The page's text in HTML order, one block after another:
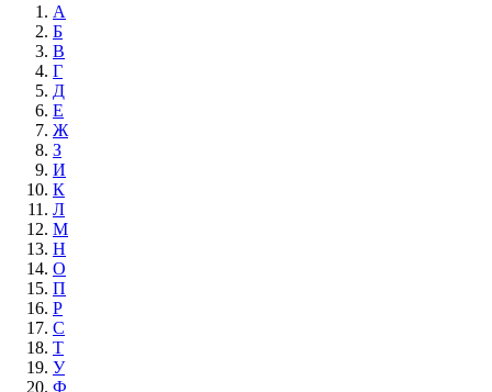
А
Б
В
Г
Д
Е
Ж
З
И
К
Л
М
Н
О
П
Р
С
Т
У
Ф